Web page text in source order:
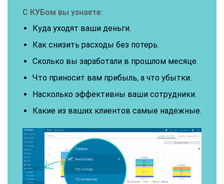
С КУБом вы узнаете:
Куда уходят ваши деньги.
Как снизить расходы без потерь.
Сколько вы заработали в прошлом месяце.
Что приносит вам прибыль, а что убытки.
Насколько эффективны ваши сотрудники.
Какие из ваших клиентов самые надежные.